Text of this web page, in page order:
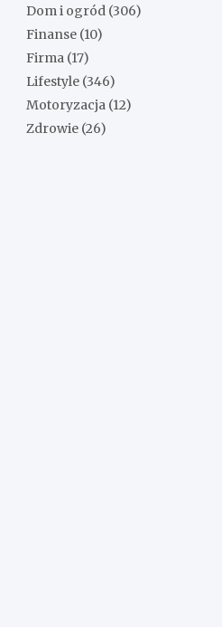
Dom i ogród (306)
Finanse (10)
Firma (17)
Lifestyle (346)
Motoryzacja (12)
Zdrowie (26)